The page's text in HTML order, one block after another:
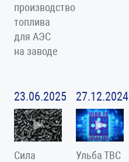
производство
топлива
для АЭС
на заводе
23.06.2025
Сила
27.12.2024
Ульба ТВС